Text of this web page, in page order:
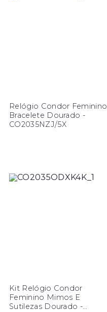
Relógio Condor Feminino
Bracelete Dourado -
CO2035NZJ/5X
Kit Relógio Condor
Feminino Mimos E
Sutilezas Dourado -